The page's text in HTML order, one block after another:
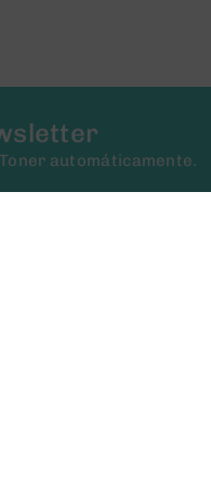
automáticamente.